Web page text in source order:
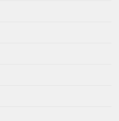
gyönge nőt